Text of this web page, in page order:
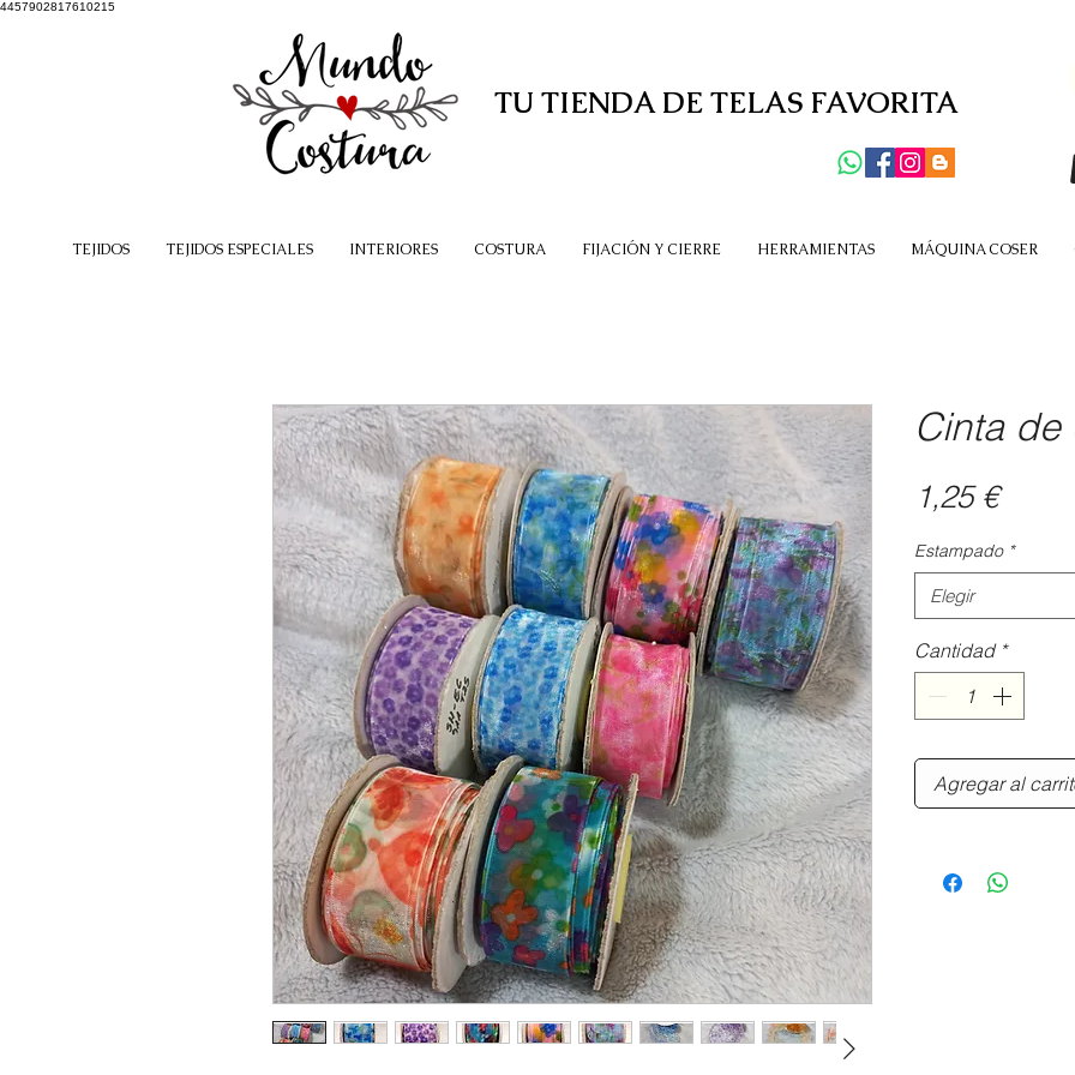
4457902817610215
TU TIENDA DE TELAS FAVORITA
TEJIDOS TEJIDOS ESPECIALES INTERIORES COSTURA FIJACIÓN Y CIERRE HERRAMIENTAS MÁQUINA COSER
Cinta de
1,25 €
Estampado *
Elegir
Cantidad *
Agregar al